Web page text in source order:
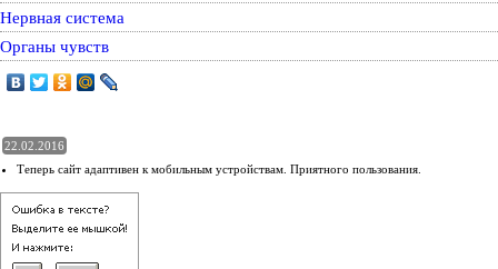
Нервная система
Органы чувств
22.02.2016
Теперь сайт адаптивен к мобильным устройствам. Приятного пользования.